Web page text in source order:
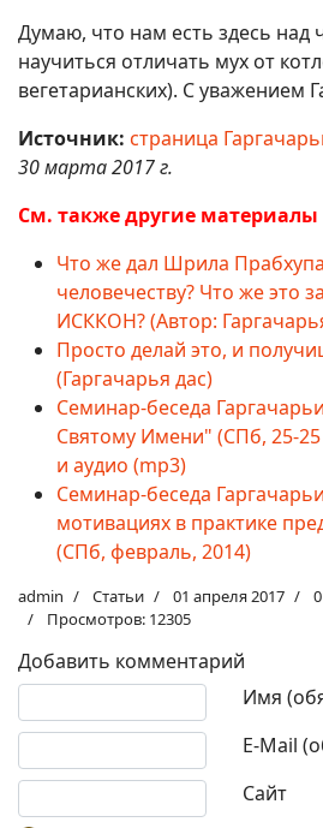
Думаю, что нам есть здесь над
научиться отличать мух от
вегетарианских). С уважением
Источник: страница
30 марта 2017 г.
См. также другие
Что же дал Шрила
человечеству? Что же это
ИСККОН? (Автор:
Просто делай это, и
(Гаргачарья дас)
Cеминар-беседа
Святому Имени" (СПб, 25-
и аудио (mp3)
Cеминар-беседа
мотивациях в практике
(СПб, февраль, 2014)
admin Статьи 01 апреля 2017
Просмотров: 12305
Добавить комментарий
Имя
E-Mail
Сайт
Текст комментария